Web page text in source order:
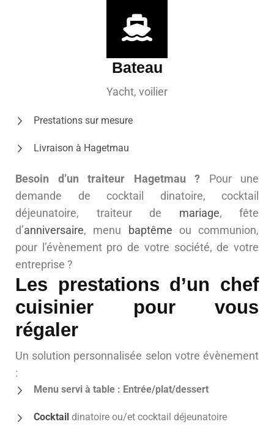
Bateau
Yacht, voilier
Prestations sur mesure
Livraison à Hagetmau
Besoin d’un traiteur Hagetmau ? Pour une
demande de cocktail dinatoire, cocktail
déjeunatoire, traiteur de mariage, fête
d’anniversaire, menu baptême ou communion,
pour l’évènement pro de votre société, de votre
entreprise ?
Les prestations d’un chef
cuisinier pour vous
régaler
Un solution personnalisée selon votre évènement
:
Menu servi à table : Entrée/plat/dessert
Cocktail dinatoire ou/et cocktail déjeunatoire